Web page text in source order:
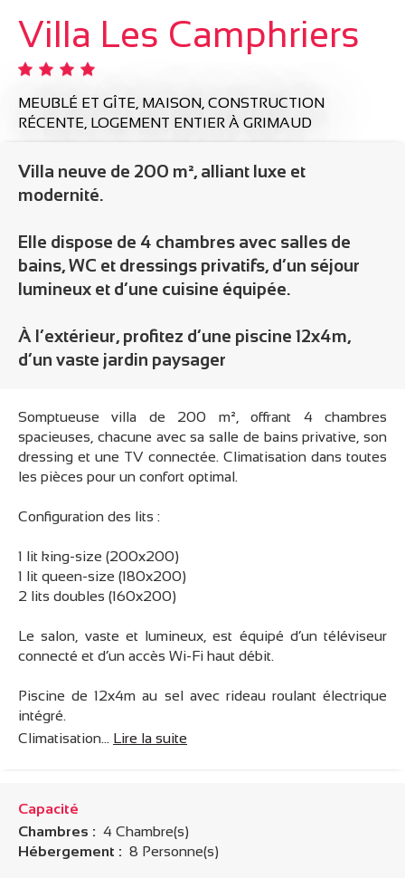
Villa Les Camphriers
MEUBLÉ ET GÎTE, MAISON, CONSTRUCTION
RÉCENTE, LOGEMENT ENTIER À GRIMAUD
Villa neuve de 200 m², alliant luxe et
modernité.
Elle dispose de 4 chambres avec salles de
bains, WC et dressings privatifs, d’un séjour
lumineux et d’une cuisine équipée.
À l’extérieur, profitez d’une piscine 12x4m,
d’un vaste jardin paysager
Somptueuse villa de 200 m², offrant 4 chambres
spacieuses, chacune avec sa salle de bains privative, son
dressing et une TV connectée. Climatisation dans toutes
les pièces pour un confort optimal.
Configuration des lits :
1 lit king-size (200x200)
1 lit queen-size (180x200)
2 lits doubles (160x200)
Le salon, vaste et lumineux, est équipé d’un téléviseur
connecté et d’un accès Wi-Fi haut débit.
Piscine de 12x4m au sel avec rideau roulant électrique
intégré.
Climatisation... Lire la suite
Capacité
Chambres : 4 Chambre(s)
Hébergement : 8 Personne(s)